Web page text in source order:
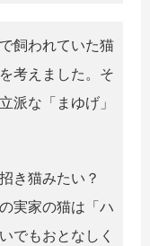
飼われていた猫
考えました。そ
派な「まゆげ」
き猫みたい？
実家の猫は「ハ
でもおとなしく